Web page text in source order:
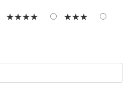
★★★★
★★★